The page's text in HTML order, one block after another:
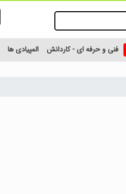
فنی و حرفه ای - کاردانش المپیادی ها